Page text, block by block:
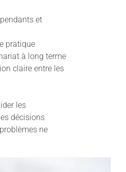
et
pratique
à long terme
claire entre les
les
décisions
ne